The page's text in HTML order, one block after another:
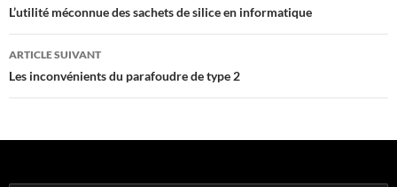
des
articles
L’utilité méconnue des sachets de silice en informatique
ARTICLE SUIVANT
Les inconvénients du parafoudre de type 2